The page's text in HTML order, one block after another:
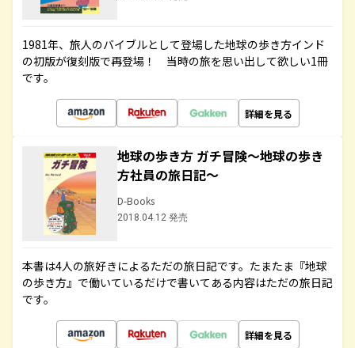
1981年、旅人のバイブルとして登場した地球の歩き方インド
の初版が復刻版で再登場！ 当時の旅を思い出して欲しい1冊
です。
詳細を見る
地球の歩き方 ガチ冒険～地球の歩き
方社員の旅日記～
D-Books
2018.04.12 発売
本書は4人の旅好きによるただの旅日記です。たまたま『地球
の歩き方』で働いているだけで書いてある内容はただの旅日記
です。
詳細を見る